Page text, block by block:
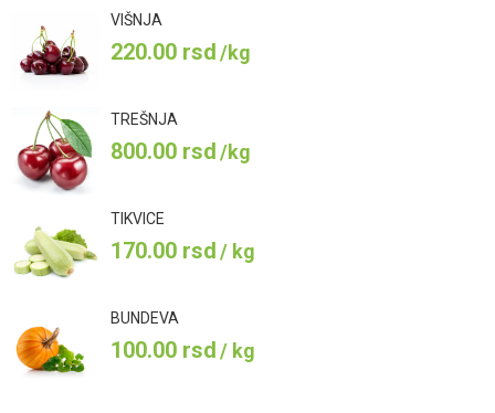
VIŠNJA
220.00 rsd/kg
TREŠNJA
800.00 rsd/kg
TIKVICE
170.00 rsd/ kg
BUNDEVA
100.00 rsd/ kg